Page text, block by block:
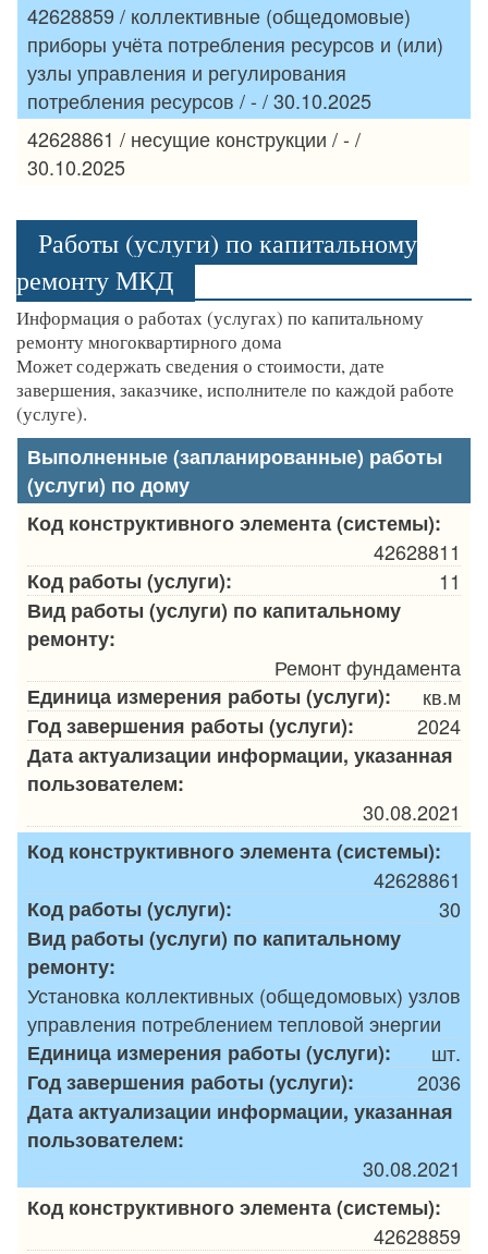
42628859 / коллективные (общедомовые)
приборы учёта потребления ресурсов и (или)
узлы управления и регулирования
потребления ресурсов / - / 30.10.2025
42628861 / несущие конструкции / - /
30.10.2025
Работы (услуги) по капитальному
ремонту МКД
Информация о работах (услугах) по капитальному
ремонту многоквартирного дома
Может содержать сведения о стоимости, дате
завершения, заказчике, исполнителе по каждой работе
(услуге).
Выполненные (запланированные) работы
(услуги) по дому
Код конструктивного элемента (системы):
42628811
Код работы (услуги):
11
Вид работы (услуги) по капитальному
ремонту:
Ремонт фундамента
Единица измерения работы (услуги):
кв.м
Год завершения работы (услуги):
2024
Дата актуализации информации, указанная
пользователем:
30.08.2021
Код конструктивного элемента (системы):
42628861
Код работы (услуги):
30
Вид работы (услуги) по капитальному
ремонту:
Установка коллективных (общедомовых) узлов
управления потреблением тепловой энергии
Единица измерения работы (услуги):
шт.
Год завершения работы (услуги):
2036
Дата актуализации информации, указанная
пользователем:
30.08.2021
Код конструктивного элемента (системы):
42628859